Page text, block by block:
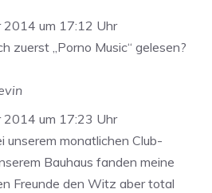
2014 um 17:12 Uhr
zuerst „Porno Music“ gelesen?
2014 um 17:23 Uhr
unserem monatlichen Club-
Bauhaus fanden meine
Freunde den Witz aber total